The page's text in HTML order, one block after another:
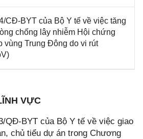
CĐ-BYT của Bộ Y tế về việc tăng
chống lây nhiễm Hội chứng
vùng Trung Đông do vi rút
VỰC
QĐ-BYT của Bộ Y tế về việc giao
chủ tiểu dự án trong Chương